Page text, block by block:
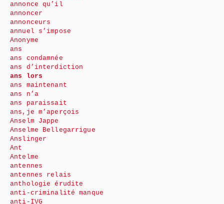
annonce qu’il
annoncer
annonceurs
annuel s’impose
Anonyme
ans
ans condamnée
ans d’interdiction
ans lors
ans maintenant
ans n’a
ans paraissait
ans,je m’aperçois
Anselm Jappe
Anselme Bellegarrigue
Anslinger
Ant
Antelme
antennes
antennes relais
anthologie érudite
anti-criminalité manque
anti-IVG